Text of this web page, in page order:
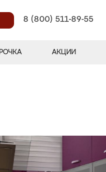
8 (800) 511-89-55
АКЦИИ